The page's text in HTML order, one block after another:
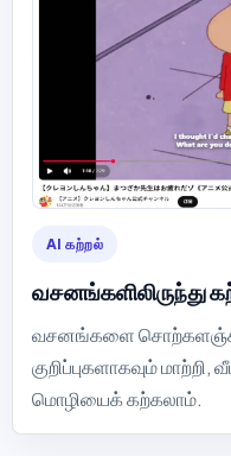
AI கற்றல்
வசனங்களிலிருந்து
வசனங்களை
குறிப்புகளாகவும்
மொழியைக் கற்கலாம்.